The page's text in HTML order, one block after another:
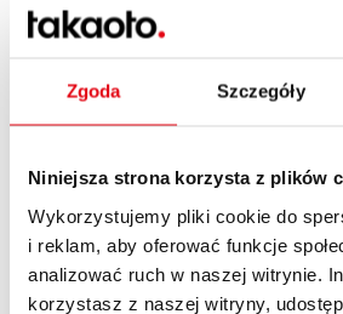
Zgoda Szczegóły
Niniejsza strona korzysta z plików
Wykorzystujemy pliki cookie do
i reklam, aby oferować funkcje
analizować ruch w naszej witrynie.
korzystasz z naszej witryny,
Analytics możemy monitorować
użytkowników klikających w
kampanie, reklamy, czy słowa
wyznaczać główne konwersje w
które mogą pomóc w wyciąganiu
System Google Ads ma
dostępem do kampanii
łatwa w samodzielnym
chcesz skorzystać z pełnego